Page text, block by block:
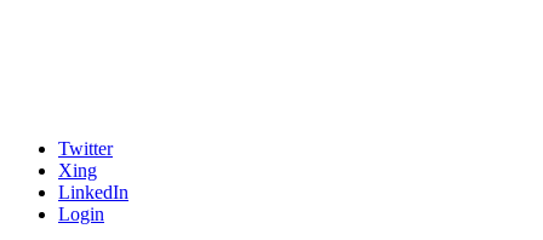
Twitter
Xing
LinkedIn
Login